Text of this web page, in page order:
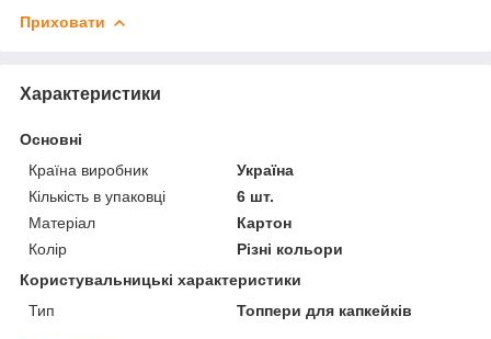
Приховати
Характеристики
Основні
Країна виробник
Україна
Кількість в упаковці
6 шт.
Матеріал
Картон
Колір
Різні кольори
Користувальницькі характеристики
Тип
Топпери для капкейків